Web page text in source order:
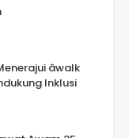
âwalk
Inklusi